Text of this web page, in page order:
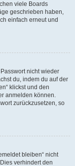
viele Boards
geschrieben haben,
einfach erneut und
nicht wieder
du, indem du auf der
klickst und den
anmelden können.
zurückzusetzen, so
bleiben“ nicht
verhindert den